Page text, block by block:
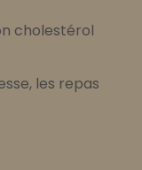
cholestérol
les repas